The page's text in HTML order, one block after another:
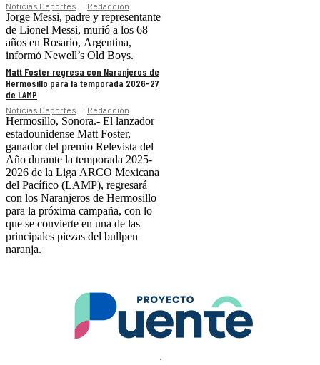
Noticias Deportes Redacción
Jorge Messi, padre y representante
de Lionel Messi, murió a los 68
años en Rosario, Argentina,
informó Newell’s Old Boys.
Matt Foster regresa con Naranjeros de
Hermosillo para la temporada 2026-27
de LAMP
Noticias Deportes Redacción
Hermosillo, Sonora.- El lanzador
estadounidense Matt Foster,
ganador del premio Relevista del
Año durante la temporada 2025-
2026 de la Liga ARCO Mexicana
del Pacífico (LAMP), regresará
con los Naranjeros de Hermosillo
para la próxima campaña, con lo
que se convierte en una de las
principales piezas del bullpen
naranja.
.